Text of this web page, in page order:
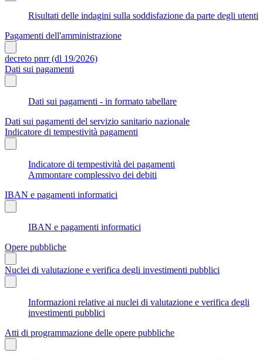
Risultati delle indagini sulla soddisfazione da parte degli utenti
Pagamenti dell'amministrazione
decreto pnrr (dl 19/2026)
Dati sui pagamenti
Dati sui pagamenti - in formato tabellare
Dati sui pagamenti del servizio sanitario nazionale
Indicatore di tempestività pagamenti
Indicatore di tempestività dei pagamenti
Ammontare complessivo dei debiti
IBAN e pagamenti informatici
IBAN e pagamenti informatici
Opere pubbliche
Nuclei di valutazione e verifica degli investimenti pubblici
Informazioni relative ai nuclei di valutazione e verifica degli
investimenti pubblici
Atti di programmazione delle opere pubbliche